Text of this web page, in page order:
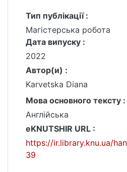
Тип публікації :
Магістерська робота
Дата випуску :
2022
Автор(и) :
Karvetska Diana
Мова основного тексту :
Англійська
eKNUTSHIR URL :
https://ir.library.knu.ua/
39